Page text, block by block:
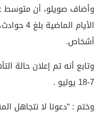
وأضاف صويلو، أن متوسط
أشخاص.
وتابع أنه تم إعلان حالة
7-18 يوليو .
وختم : “دعونا لا نتجاهل